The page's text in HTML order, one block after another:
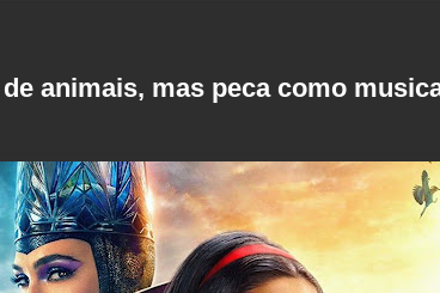
animais, mas peca como